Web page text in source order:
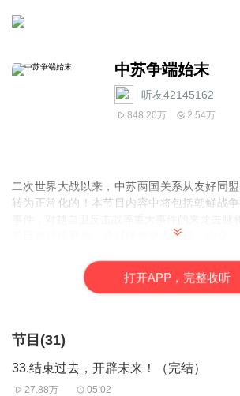
中苏争端始末
听友42145162
848.20万 2.54万
二次世界大战以来，中苏两国关系从友好同
转为正常化的！本节目内容中将包括朝鲜战
节目将持续更新，通过搜集更多史料，论文
打开APP，完整收听
节目(31)
33.结束过去，开辟未来！（完结）
27.88万 05:02